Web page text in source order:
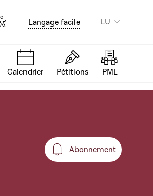
Options d'accessibilité
Langage facile LU
Calendrier Pétitions PML
Abonnement
Abonnement